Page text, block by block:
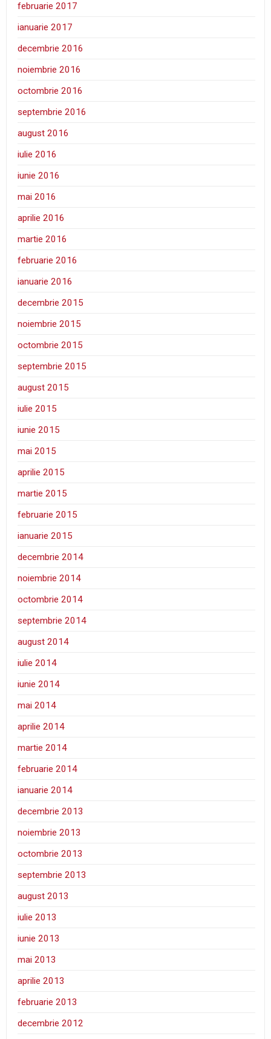
februarie 2017
ianuarie 2017
decembrie 2016
noiembrie 2016
octombrie 2016
septembrie 2016
august 2016
iulie 2016
iunie 2016
mai 2016
aprilie 2016
martie 2016
februarie 2016
ianuarie 2016
decembrie 2015
noiembrie 2015
octombrie 2015
septembrie 2015
august 2015
iulie 2015
iunie 2015
mai 2015
aprilie 2015
martie 2015
februarie 2015
ianuarie 2015
decembrie 2014
noiembrie 2014
octombrie 2014
septembrie 2014
august 2014
iulie 2014
iunie 2014
mai 2014
aprilie 2014
martie 2014
februarie 2014
ianuarie 2014
decembrie 2013
noiembrie 2013
octombrie 2013
septembrie 2013
august 2013
iulie 2013
iunie 2013
mai 2013
aprilie 2013
februarie 2013
decembrie 2012